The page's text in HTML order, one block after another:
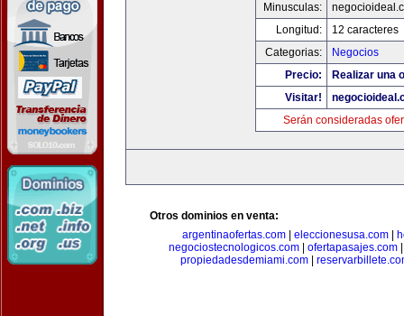
Minusculas:
Longitud:
12 caracteres
Categorias:
Negocios
Precio:
Realizar una
Visitar!
Serán consideradas
Otros dominios en venta:
argentinaofertas.com| eleccionesusa.com|
negociostecnologicos.com
ofertapasajes.com
propiedadesdemiami.com